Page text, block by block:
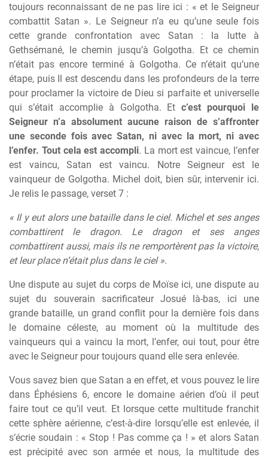
toujours reconnaissant de ne pas lire ici : « et le Seigneur
combattit Satan ». Le Seigneur n’a eu qu’une seule fois
cette grande confrontation avec Satan : la lutte à
Gethsémané, le chemin jusqu’à Golgotha. Et ce chemin
n’était pas encore terminé à Golgotha. Ce n’était qu’une
étape, puis Il est descendu dans les profondeurs de la terre
pour proclamer la victoire de Dieu si parfaite et universelle
qui s’était accomplie à Golgotha. Etc’est pourquoi le
Seigneur n’a absolument aucune raison de s’affronter
une seconde fois avec Satan, ni avec la mort, ni avec
l’enfer. Tout cela est accompli. La mort est vaincue, l’enfer
est vaincu, Satan est vaincu. Notre Seigneur est le
vainqueur de Golgotha. Michel doit, bien sûr, intervenir ici.
Je relis le passage, verset 7 :
« Il y eut alors une bataille dans le ciel. Michel et ses anges
combattirent le dragon. Le dragon et ses anges
combattirent aussi, mais ils ne remportèrent pas la victoire,
et leur place n’était plus dans le ciel ».
Une dispute au sujet du corps de Moïse ici, une dispute au
sujet du souverain sacrificateur Josué là-bas, ici une
grande bataille, un grand conflit pour la dernière fois dans
le domaine céleste, au moment où la multitude des
vainqueurs qui a vaincu la mort, l’enfer, oui tout, pour être
avec le Seigneur pour toujours quand elle sera enlevée.
Vous savez bien que Satan a en effet, et vous pouvez le lire
dans Éphésiens 6, encore le domaine aérien d’où il peut
faire tout ce qu’il veut. Et lorsque cette multitude franchit
cette sphère aérienne, c’est-à-dire lorsqu’elle est enlevée, il
s’écrie soudain : « Stop ! Pas comme ça ! » et alors Satan
est précipité avec son armée et nous, la multitude des